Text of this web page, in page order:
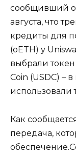
сообщивший о
августа, что
кредиты для
(oETH) у
выбрали токен
Coin (USDC) –
использовали
Как
передача,